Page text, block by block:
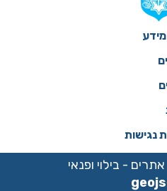
מידע
נגישות
אתרים - בילוי ופנאי